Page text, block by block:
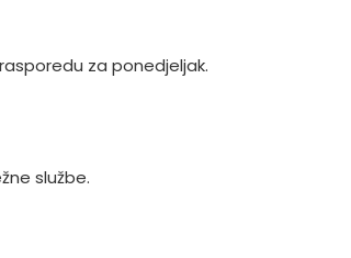
za ponedjeljak.
službe.